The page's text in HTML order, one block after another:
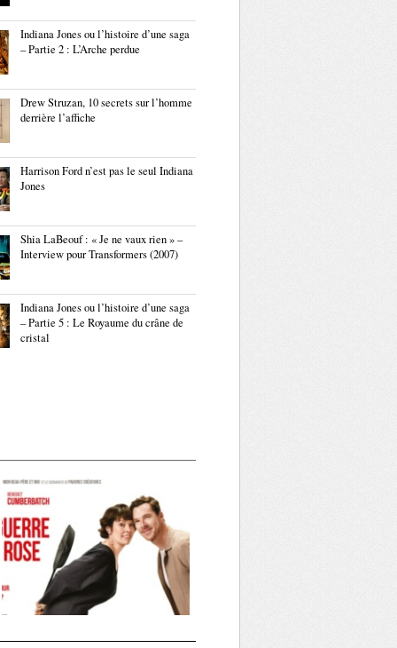
Indiana Jones ou l’histoire d’une saga
– Partie 2 : L’Arche perdue
Drew Struzan, 10 secrets sur l’homme
derrière l’affiche
Harrison Ford n’est pas le seul Indiana
Jones
Shia LaBeouf : « Je ne vaux rien » –
Interview pour Transformers (2007)
Indiana Jones ou l’histoire d’une saga
– Partie 5 : Le Royaume du crâne de
cristal